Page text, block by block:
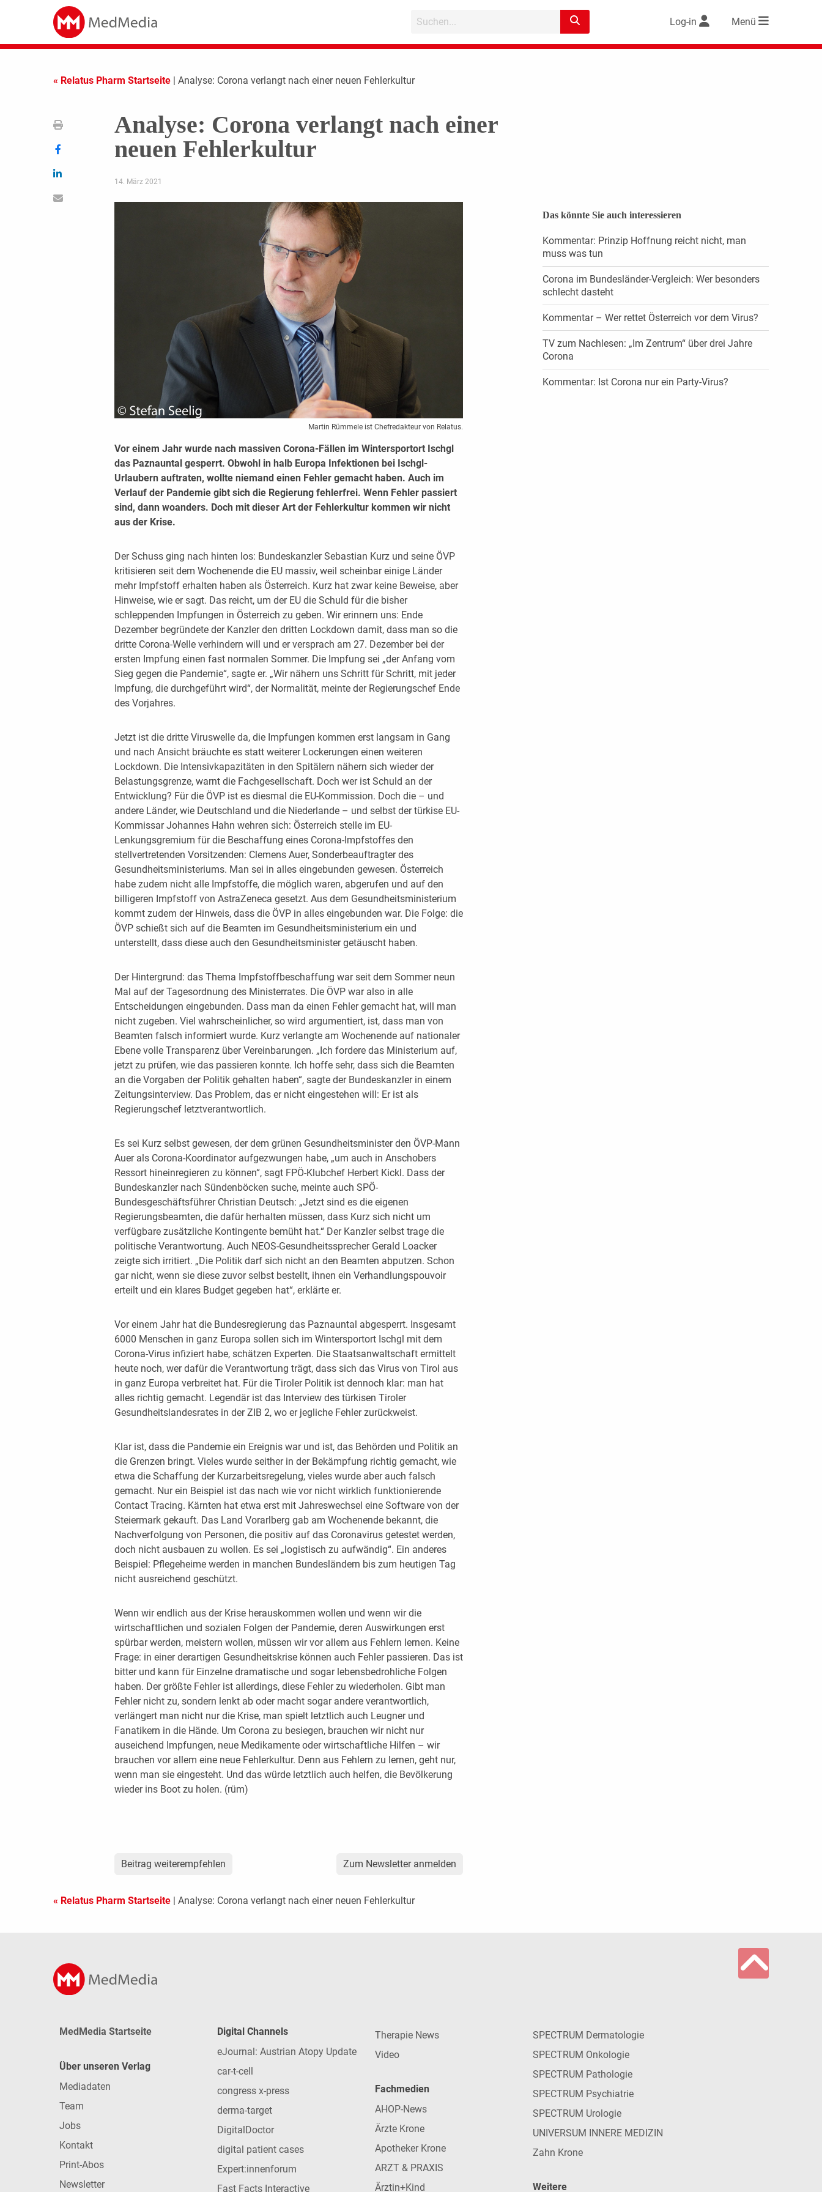
Log-in Menü
« Relatus Pharm Startseite | Analyse: Corona verlangt nach einer neuen Fehlerkultur
Analyse: Corona verlangt nach einer
neuen Fehlerkultur
14. März 2021
Martin Rümmele ist Chefredakteur von Relatus.
Vor einem Jahr wurde nach massiven Corona-Fällen im Wintersportort Ischgl
das Paznauntal gesperrt. Obwohl in halb Europa Infektionen bei Ischgl-
Urlaubern auftraten, wollte niemand einen Fehler gemacht haben. Auch im
Verlauf der Pandemie gibt sich die Regierung fehlerfrei. Wenn Fehler passiert
sind, dann woanders. Doch mit dieser Art der Fehlerkultur kommen wir nicht
aus der Krise.
Der Schuss ging nach hinten los: Bundeskanzler Sebastian Kurz und seine ÖVP
kritisieren seit dem Wochenende die EU massiv, weil scheinbar einige Länder
mehr Impfstoff erhalten haben als Österreich. Kurz hat zwar keine Beweise, aber
Hinweise, wie er sagt. Das reicht, um der EU die Schuld für die bisher
schleppenden Impfungen in Österreich zu geben. Wir erinnern uns: Ende
Dezember begründete der Kanzler den dritten Lockdown damit, dass man so die
dritte Corona-Welle verhindern will und er versprach am 27. Dezember bei der
ersten Impfung einen fast normalen Sommer. Die Impfung sei „der Anfang vom
Sieg gegen die Pandemie“, sagte er. „Wir nähern uns Schritt für Schritt, mit jeder
Impfung, die durchgeführt wird“, der Normalität, meinte der Regierungschef Ende
des Vorjahres.
Jetzt ist die dritte Viruswelle da, die Impfungen kommen erst langsam in Gang
und nach Ansicht bräuchte es statt weiterer Lockerungen einen weiteren
Lockdown. Die Intensivkapazitäten in den Spitälern nähern sich wieder der
Belastungsgrenze, warnt die Fachgesellschaft. Doch wer ist Schuld an der
Entwicklung? Für die ÖVP ist es diesmal die EU-Kommission. Doch die – und
andere Länder, wie Deutschland und die Niederlande – und selbst der türkise EU-
Kommissar Johannes Hahn wehren sich: Österreich stelle im EU-
Lenkungsgremium für die Beschaffung eines Corona-Impfstoffes den
stellvertretenden Vorsitzenden: Clemens Auer, Sonderbeauftragter des
Gesundheitsministeriums. Man sei in alles eingebunden gewesen. Österreich
habe zudem nicht alle Impfstoffe, die möglich waren, abgerufen und auf den
billigeren Impfstoff von AstraZeneca gesetzt. Aus dem Gesundheitsministerium
kommt zudem der Hinweis, dass die ÖVP in alles eingebunden war. Die Folge: die
ÖVP schießt sich auf die Beamten im Gesundheitsministerium ein und
unterstellt, dass diese auch den Gesundheitsminister getäuscht haben.
Der Hintergrund: das Thema Impfstoffbeschaffung war seit dem Sommer neun
Mal auf der Tagesordnung des Ministerrates. Die ÖVP war also in alle
Entscheidungen eingebunden. Dass man da einen Fehler gemacht hat, will man
nicht zugeben. Viel wahrscheinlicher, so wird argumentiert, ist, dass man von
Beamten falsch informiert wurde. Kurz verlangte am Wochenende auf nationaler
Ebene volle Transparenz über Vereinbarungen. „Ich fordere das Ministerium auf,
jetzt zu prüfen, wie das passieren konnte. Ich hoffe sehr, dass sich die Beamten
an die Vorgaben der Politik gehalten haben“, sagte der Bundeskanzler in einem
Zeitungsinterview. Das Problem, das er nicht eingestehen will: Er ist als
Regierungschef letztverantwortlich.
Es sei Kurz selbst gewesen, der dem grünen Gesundheitsminister den ÖVP-Mann
Auer als Corona-Koordinator aufgezwungen habe, „um auch in Anschobers
Ressort hineinregieren zu können“, sagt FPÖ-Klubchef Herbert Kickl. Dass der
Bundeskanzler nach Sündenböcken suche, meinte auch SPÖ-
Bundesgeschäftsführer Christian Deutsch: „Jetzt sind es die eigenen
Regierungsbeamten, die dafür herhalten müssen, dass Kurz sich nicht um
verfügbare zusätzliche Kontingente bemüht hat.“ Der Kanzler selbst trage die
politische Verantwortung. Auch NEOS-Gesundheitssprecher Gerald Loacker
zeigte sich irritiert. „Die Politik darf sich nicht an den Beamten abputzen. Schon
gar nicht, wenn sie diese zuvor selbst bestellt, ihnen ein Verhandlungspouvoir
erteilt und ein klares Budget gegeben hat“, erklärte er.
Vor einem Jahr hat die Bundesregierung das Paznauntal abgesperrt. Insgesamt
6000 Menschen in ganz Europa sollen sich im Wintersportort Ischgl mit dem
Corona-Virus infiziert habe, schätzen Experten. Die Staatsanwaltschaft ermittelt
heute noch, wer dafür die Verantwortung trägt, dass sich das Virus von Tirol aus
in ganz Europa verbreitet hat. Für die Tiroler Politik ist dennoch klar: man hat
alles richtig gemacht. Legendär ist das Interview des türkisen Tiroler
Gesundheitslandesrates in der ZIB 2, wo er jegliche Fehler zurückweist.
Klar ist, dass die Pandemie ein Ereignis war und ist, das Behörden und Politik an
die Grenzen bringt. Vieles wurde seither in der Bekämpfung richtig gemacht, wie
etwa die Schaffung der Kurzarbeitsregelung, vieles wurde aber auch falsch
gemacht. Nur ein Beispiel ist das nach wie vor nicht wirklich funktionierende
Contact Tracing. Kärnten hat etwa erst mit Jahreswechsel eine Software von der
Steiermark gekauft. Das Land Vorarlberg gab am Wochenende bekannt, die
Nachverfolgung von Personen, die positiv auf das Coronavirus getestet werden,
doch nicht ausbauen zu wollen. Es sei „logistisch zu aufwändig“. Ein anderes
Beispiel: Pflegeheime werden in manchen Bundesländern bis zum heutigen Tag
nicht ausreichend geschützt.
Wenn wir endlich aus der Krise herauskommen wollen und wenn wir die
wirtschaftlichen und sozialen Folgen der Pandemie, deren Auswirkungen erst
spürbar werden, meistern wollen, müssen wir vor allem aus Fehlern lernen. Keine
Frage: in einer derartigen Gesundheitskrise können auch Fehler passieren. Das ist
bitter und kann für Einzelne dramatische und sogar lebensbedrohliche Folgen
haben. Der größte Fehler ist allerdings, diese Fehler zu wiederholen. Gibt man
Fehler nicht zu, sondern lenkt ab oder macht sogar andere verantwortlich,
verlängert man nicht nur die Krise, man spielt letztlich auch Leugner und
Fanatikern in die Hände. Um Corona zu besiegen, brauchen wir nicht nur
auseichend Impfungen, neue Medikamente oder wirtschaftliche Hilfen – wir
brauchen vor allem eine neue Fehlerkultur. Denn aus Fehlern zu lernen, geht nur,
wenn man sie eingesteht. Und das würde letztlich auch helfen, die Bevölkerung
wieder ins Boot zu holen. (rüm)
Beitrag weiterempfehlen Zum Newsletter anmelden
Das könnte Sie auch interessieren
Kommentar: Prinzip Hoffnung reicht nicht, man
muss was tun
Corona im Bundesländer-Vergleich: Wer besonders
schlecht dasteht
Kommentar – Wer rettet Österreich vor dem Virus?
TV zum Nachlesen: „Im Zentrum“ über drei Jahre
Corona
Kommentar: Ist Corona nur ein Party-Virus?
« Relatus Pharm Startseite | Analyse: Corona verlangt nach einer neuen Fehlerkultur
MedMedia Startseite
Über unseren Verlag
Mediadaten
Team
Jobs
Kontakt
Print-Abos
Newsletter
Digital Channels
eJournal: Austrian Atopy Update
car-t-cell
congress x-press
derma-target
DigitalDoctor
digital patient cases
Expert:innenforum
Fast Facts Interactive
Therapie News
Video
Fachmedien
AHOP-News
Ärzte Krone
Apotheker Krone
ARZT & PRAXIS
Ärztin+Kind
SPECTRUM Dermatologie
SPECTRUM Onkologie
SPECTRUM Pathologie
SPECTRUM Psychiatrie
SPECTRUM Urologie
UNIVERSUM INNERE MEDIZIN
Zahn Krone
Weitere